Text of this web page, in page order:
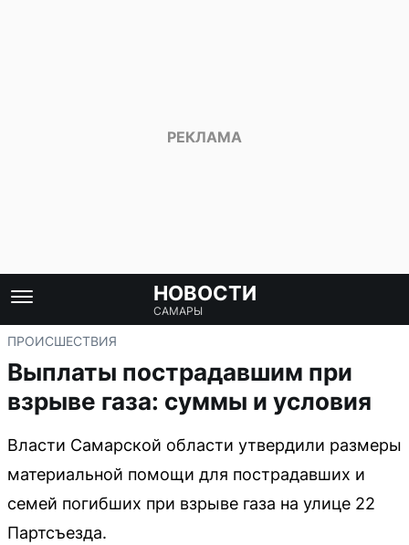
НОВОСТИ
САМАРЫ
ПРОИСШЕСТВИЯ
Выплаты пострадавшим при
взрыве газа: суммы и условия
Власти Самарской области утвердили размеры
материальной помощи для пострадавших и
семей погибших при взрыве газа на улице 22
Партсъезда.